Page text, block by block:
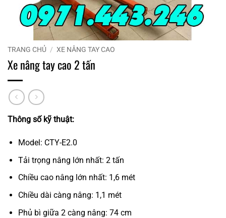
TRANG CHỦ / XE NÂNG TAY CAO
Xe nâng tay cao 2 tấn
Thông số kỹ thuật:
Model: CTY-E2.0
Tải trọng nâng lớn nhất: 2 tấn
Chiều cao nâng lớn nhất: 1,6 mét
Chiều dài càng nâng: 1,1 mét
Phủ bì giữa 2 càng nâng: 74 cm